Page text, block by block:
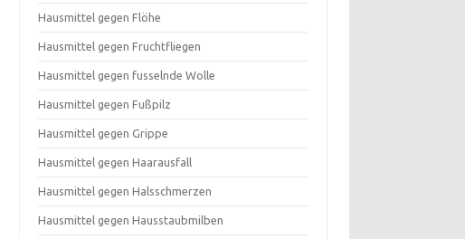
Hausmittel gegen Flöhe
Hausmittel gegen Fruchtfliegen
Hausmittel gegen fusselnde Wolle
Hausmittel gegen Fußpilz
Hausmittel gegen Grippe
Hausmittel gegen Haarausfall
Hausmittel gegen Halsschmerzen
Hausmittel gegen Hausstaubmilben